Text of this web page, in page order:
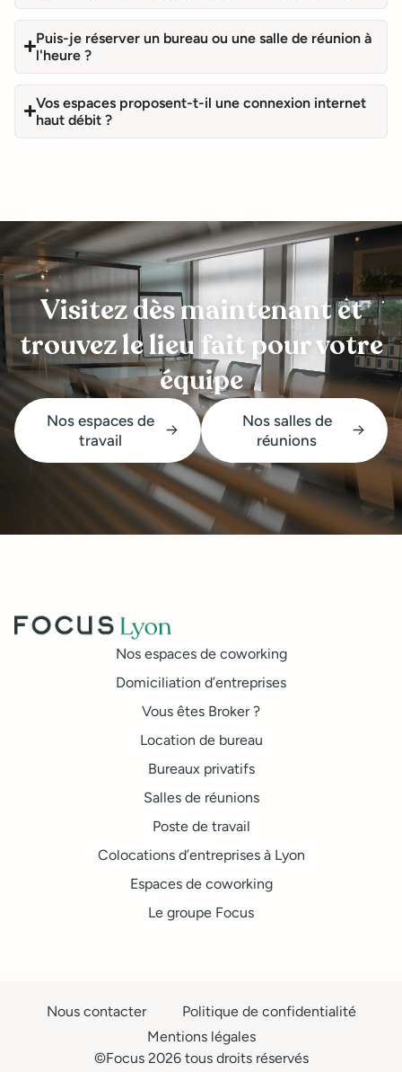
Puis-je réserver un bureau ou une salle de réunion à
l'heure ?
Vos espaces proposent-t-il une connexion internet
haut débit ?
Visitez dès maintenant et
trouvez le lieu fait pour votre
équipe
Nos espaces de
travail
Nos salles de
réunions
Nos espaces de coworking
Domiciliation d’entreprises
Vous êtes Broker ?
Location de bureau
Bureaux privatifs
Salles de réunions
Poste de travail
Colocations d’entreprises à Lyon
Espaces de coworking
Le groupe Focus
Nous contacter
Politique de confidentialité
Mentions légales
©Focus 2026 tous droits réservés​